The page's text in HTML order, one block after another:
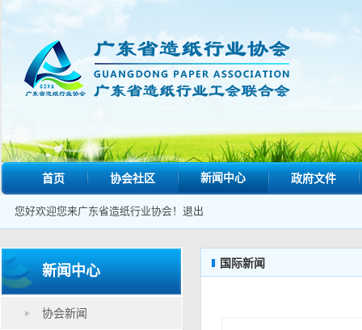
首页 协会社区 新闻中心 政府文件
您好欢迎您来广东省造纸行业协会！ 退出
新闻中心
协会新闻
国际新闻